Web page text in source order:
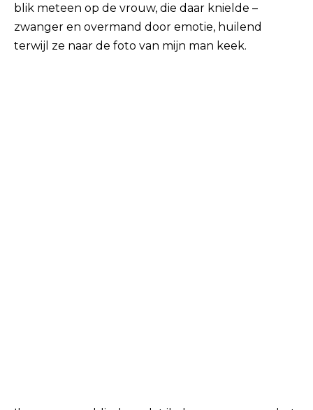
blik meteen op de vrouw, die daar knielde –
zwanger en overmand door emotie, huilend
terwijl ze naar de foto van mijn man keek.